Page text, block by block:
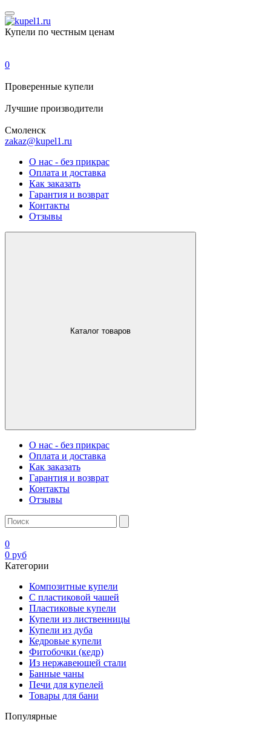
Купели по честным ценам
0
Проверенные купели
Лучшие производители
Смоленск
zakaz@kupel1.ru
О нас - без прикрас
Оплата и доставка
Как заказать
Гарантия и возврат
Контакты
Отзывы
Каталог товаров
О нас - без прикрас
Оплата и доставка
Как заказать
Гарантия и возврат
Контакты
Отзывы
0
0 руб
Категории
Композитные купели
С пластиковой чашей
Пластиковые купели
Купели из лиственницы
Купели из дуба
Кедровые купели
Фитобочки (кедр)
Из нержавеющей стали
Банные чаны
Печи для купелей
Товары для бани
Популярные